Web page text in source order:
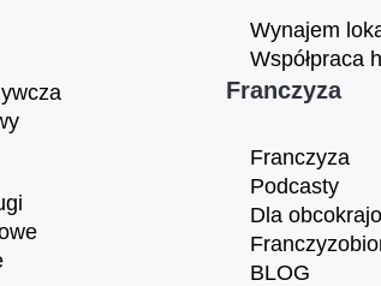
Wynajem
Współpraca
Franczyza
Franczyza
Podcasty
Dla
BLOG